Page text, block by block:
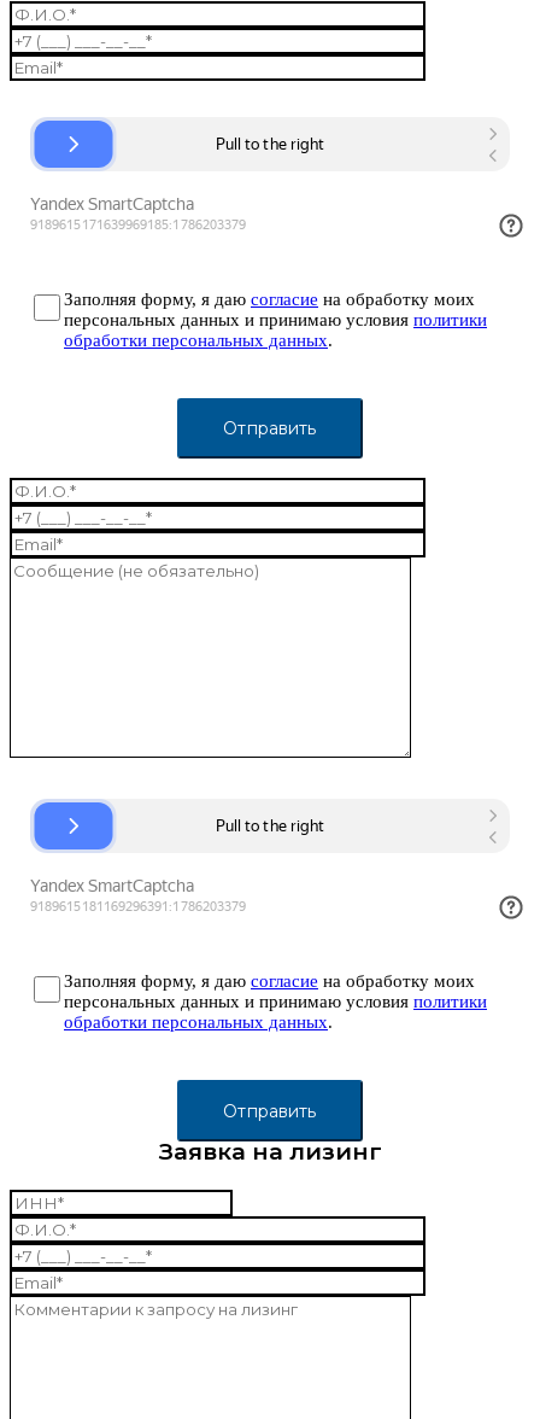
Заполняя форму, я даю согласие на обработку моих
персональных данных и принимаю условия политики
обработки персональных данных.
Заполняя форму, я даю согласие на обработку моих
персональных данных и принимаю условия политики
обработки персональных данных.
Заявка на лизинг